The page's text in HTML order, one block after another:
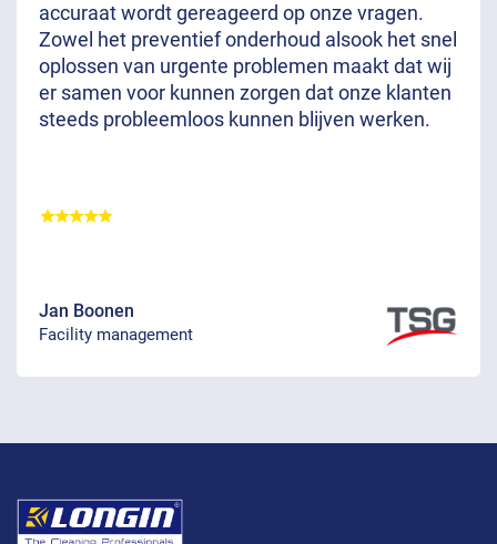
accuraat wordt gereageerd op onze vragen.
Zowel het preventief onderhoud alsook het snel
oplossen van urgente problemen maakt dat wij
er samen voor kunnen zorgen dat onze klanten
steeds probleemloos kunnen blijven werken.
Jan Boonen
Facility management